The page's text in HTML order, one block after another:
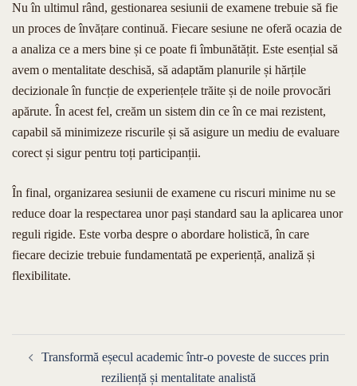
Nu în ultimul rând, gestionarea sesiunii de examene trebuie să fie
un proces de învățare continuă. Fiecare sesiune ne oferă ocazia de
a analiza ce a mers bine și ce poate fi îmbunătățit. Este esențial să
avem o mentalitate deschisă, să adaptăm planurile și hărțile
decizionale în funcție de experiențele trăite și de noile provocări
apărute. În acest fel, creăm un sistem din ce în ce mai rezistent,
capabil să minimizeze riscurile și să asigure un mediu de evaluare
corect și sigur pentru toți participanții.
În final, organizarea sesiunii de examene cu riscuri minime nu se
reduce doar la respectarea unor pași standard sau la aplicarea unor
reguli rigide. Este vorba despre o abordare holistică, în care
fiecare decizie trebuie fundamentată pe experiență, analiză și
flexibilitate.
Transformă eșecul academic într-o poveste de succes prin
reziliență și mentalitate analistă